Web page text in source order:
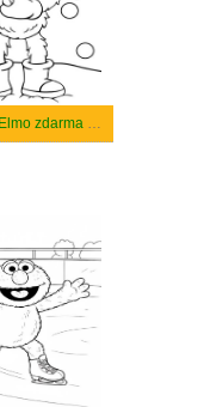
Nakreslete Elmo zdarma základní